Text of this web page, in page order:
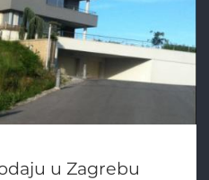
u Zagrebu